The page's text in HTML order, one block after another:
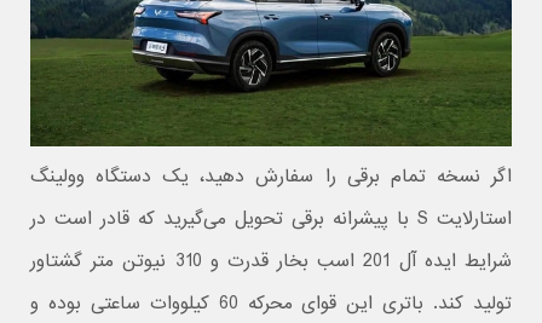
اگر نسخه تمام برقی را سفارش دهید، یک دستگاه وولینگ
استارلایت S با پیشرانه برقی تحویل می‌گیرید که قادر است در
شرایط ایده آل 201 اسب بخار قدرت و 310 نیوتن متر گشتاور
تولید کند. باتری این قوای محرکه 60 کیلووات ساعتی بوده و